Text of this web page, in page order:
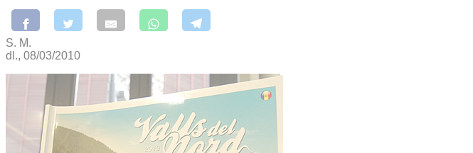
S. M.
dl., 08/03/2010